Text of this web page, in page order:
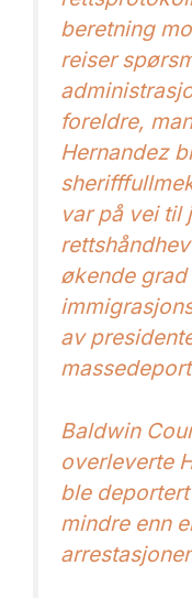
beretning
reiser
foreldre,
Hernandez
var på vei til
økende grad
av
Baldwin
overleverte
ble
mindre enn